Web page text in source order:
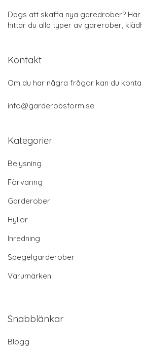
Dags att skaffa nya garedrober?
hittar du alla typer av garerober,
Kontakt
Om du har några frågor kan du
info@garderobsform.se
Kategorier
Belysning
Förvaring
Garderober
Hyllor
Inredning
Spegelgarderober
Varumärken
Snabblänkar
Blogg